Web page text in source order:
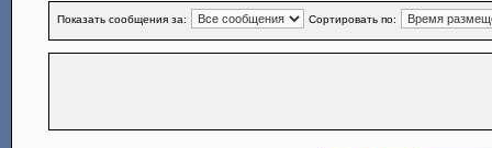
Показать сообщения за: Сортировать по: